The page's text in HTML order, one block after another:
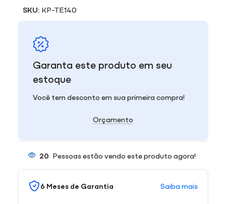
SKU: KP-TE140
Garanta este produto em seu
estoque
Você tem desconto em sua primeira compra!
Orçamento
20 Pessoas estão vendo este produto agora!
6 Meses de Garantia Saiba mais